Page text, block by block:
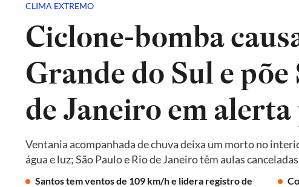
CLIMA EXTREMO
Ciclone-bomba
Grande do Sul e
de Janeiro em
Ventania acompanhada de chuva deixa um morto no
água e luz; São Paulo e Rio de Janeiro têm aulas
Santos tem ventos de 109 km/h e lidera registro de